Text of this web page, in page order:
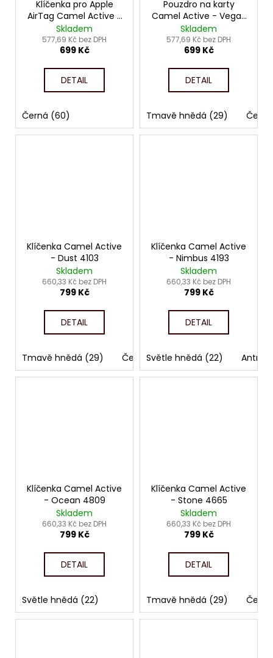
Klíčenka pro Apple
AirTag Camel Active -
Field 4433
Skladem
577,69 Kč bez DPH
699 Kč
DETAIL
Černá (60)
Pouzdro na karty
Camel Active - Vegas
845
Skladem
577,69 Kč bez DPH
699 Kč
DETAIL
Tmavě hnědá (29)
Klíčenka Camel Active
- Dust 4103
Skladem
660,33 Kč bez DPH
799 Kč
DETAIL
Tmavě hnědá (29) Černá (60)
Klíčenka Camel Active
- Nimbus 4193
Skladem
660,33 Kč bez DPH
799 Kč
DETAIL
Světle hnědá (22)
Klíčenka Camel Active
- Ocean 4809
Skladem
660,33 Kč bez DPH
799 Kč
DETAIL
Světle hnědá (22)
Klíčenka Camel Active
- Stone 4665
Skladem
660,33 Kč bez DPH
799 Kč
DETAIL
Tmavě hnědá (29)